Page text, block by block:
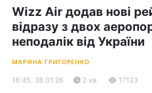
Wizz Air додав нові
відразу з двох
неподалік від України
МАРИНА ГРИГОРЕНКО
16:45, 28.01.26 2 хв. 17123